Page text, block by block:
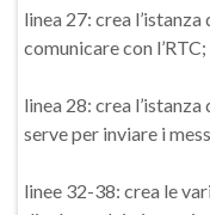
linea 27: crea
comunicare con l’RTC;
linea 28: crea
serve per inviare i
linee 32-38: crea le